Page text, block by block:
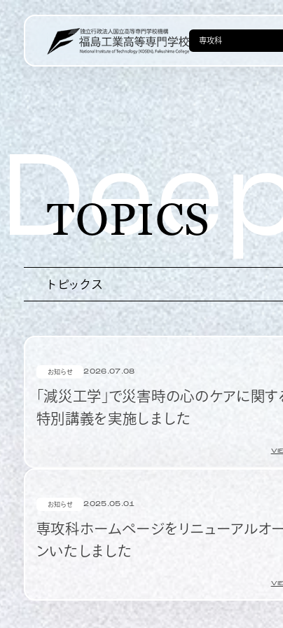
TOPICS
トピックス
お知らせ 2026.07.08
「減災工学」で災害時の心のケアに関す
特別講義を実施しました
お知らせ 2025.05.01
専攻科ホームページをリニューアルオ
ンいたしました